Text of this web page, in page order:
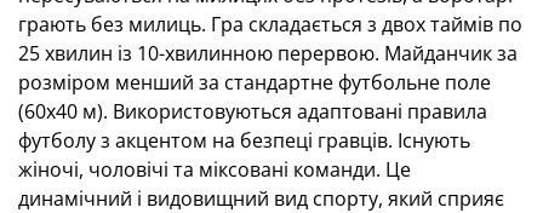
грають без милиць. Гра складається з двох таймів по
25 хвилин із 10-хвилинною перервою. Майданчик за
розміром менший за стандартне футбольне поле
(60x40 м). Використовуються адаптовані правила
футболу з акцентом на безпеці гравців. Існують
жіночі, чоловічі та міксовані команди. Це
динамічний і видовищний вид спорту, який сприяє